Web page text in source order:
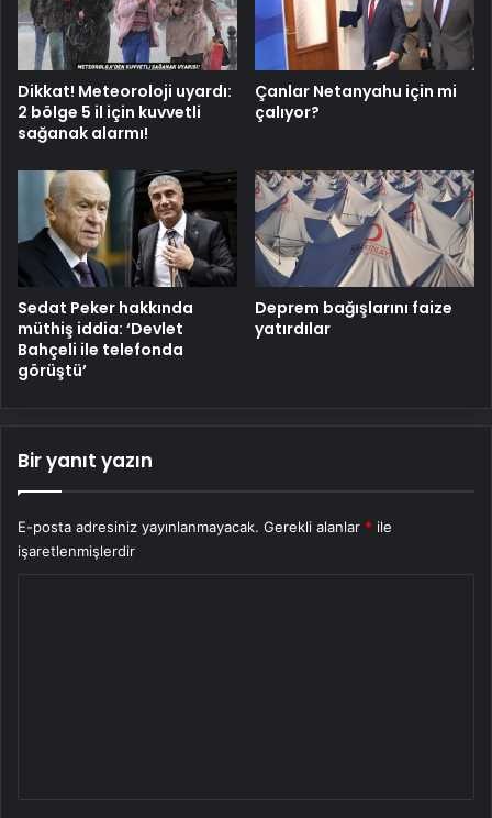
Dikkat! Meteoroloji uyardı:
2 bölge 5 il için kuvvetli
sağanak alarmı!
Çanlar Netanyahu için mi
çalıyor?
Sedat Peker hakkında
müthiş iddia: ‘Devlet
Bahçeli ile telefonda
görüştü’
Deprem bağışlarını faize
yatırdılar
Bir yanıt yazın
E-posta adresiniz yayınlanmayacak. Gerekli alanlar * ile
işaretlenmişlerdir